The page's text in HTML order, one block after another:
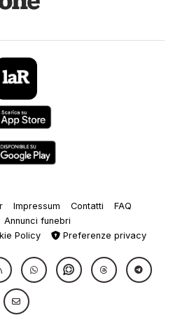
Impressum Contatti
FAQ
Annunci funebri
Policy Preferenze privacy